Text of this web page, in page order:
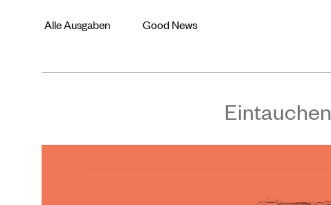
Alle Ausgaben Good News
Eintauchen